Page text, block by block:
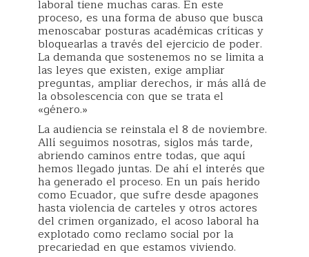
laboral tiene muchas caras. En este
proceso, es una forma de abuso que busca
menoscabar posturas académicas críticas y
bloquearlas a través del ejercicio de poder.
La demanda que sostenemos no se limita a
las leyes que existen, exige ampliar
preguntas, ampliar derechos, ir más allá de
la obsolescencia con que se trata el
«género.»
La audiencia se reinstala el 8 de noviembre.
Allí seguimos nosotras, siglos más tarde,
abriendo caminos entre todas, que aquí
hemos llegado juntas. De ahí el interés que
ha generado el proceso. En un país herido
como Ecuador, que sufre desde apagones
hasta violencia de carteles y otros actores
del crimen organizado, el acoso laboral ha
explotado como reclamo social por la
precariedad en que estamos viviendo.